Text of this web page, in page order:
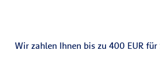
Wir zahlen Ihnen bis zu 400 EUR